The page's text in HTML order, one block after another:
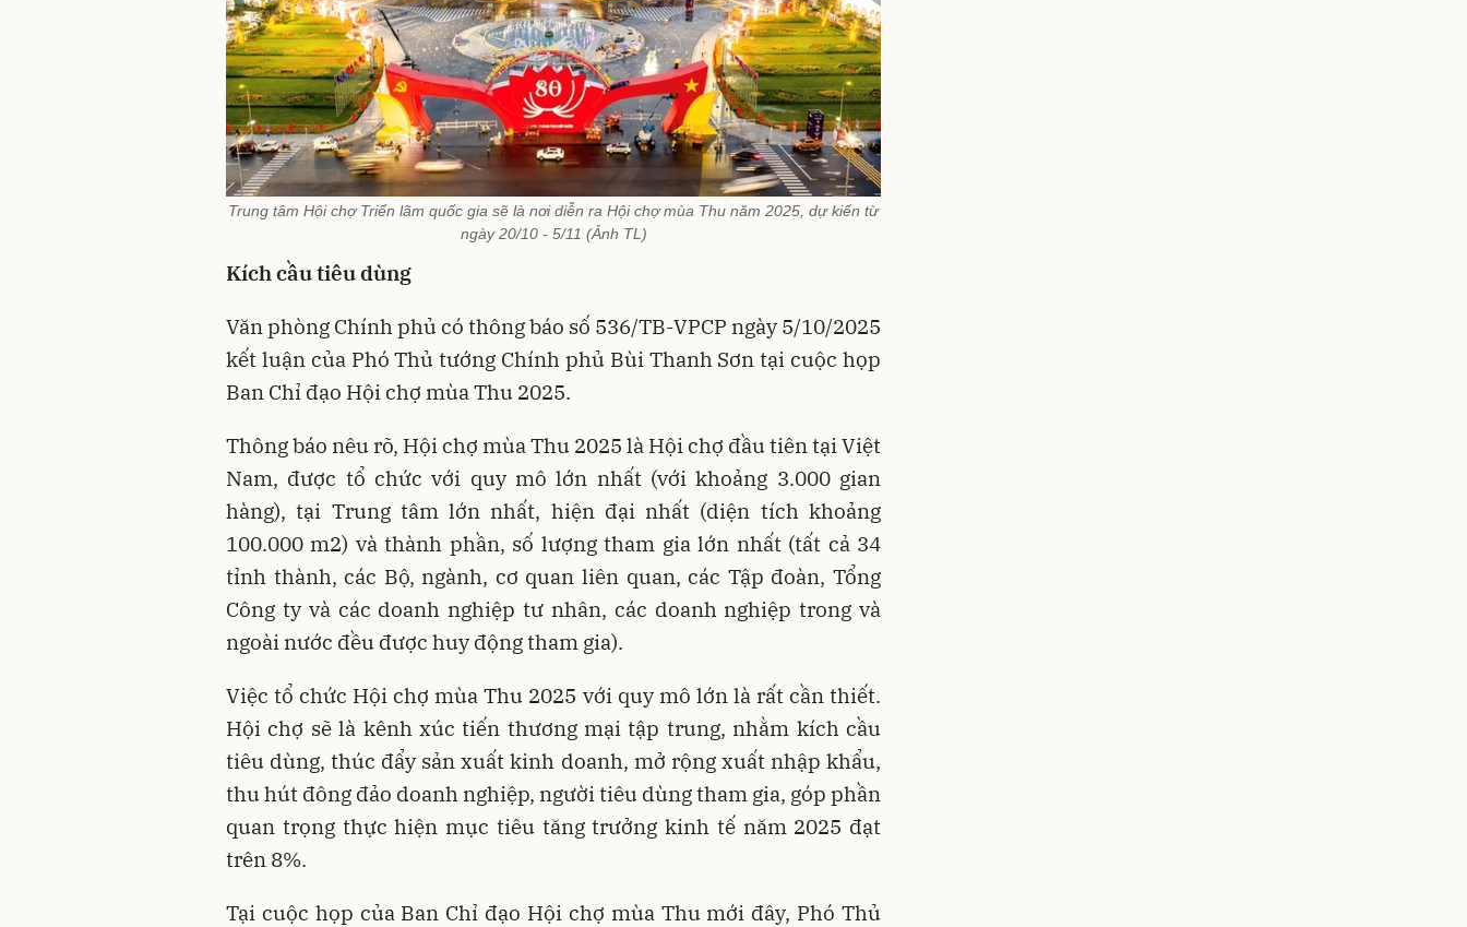
Trung tâm Hội chợ Triển lãm quốc gia sẽ là nơi diễn ra Hội chợ mùa Thu năm 2025, dự kiến từ
ngày 20/10 - 5/11 (Ảnh TL)
Kích cầu tiêu dùng
Văn phòng Chính phủ có thông báo số 536/TB-VPCP ngày 5/10/2025
kết luận của Phó Thủ tướng Chính phủ Bùi Thanh Sơn tại cuộc họp
Ban Chỉ đạo Hội chợ mùa Thu 2025.
Thông báo nêu rõ, Hội chợ mùa Thu 2025 là Hội chợ đầu tiên tại Việt
Nam, được tổ chức với quy mô lớn nhất (với khoảng 3.000 gian
hàng), tại Trung tâm lớn nhất, hiện đại nhất (diện tích khoảng
100.000 m2) và thành phần, số lượng tham gia lớn nhất (tất cả 34
tỉnh thành, các Bộ, ngành, cơ quan liên quan, các Tập đoàn, Tổng
Công ty và các doanh nghiệp tư nhân, các doanh nghiệp trong và
ngoài nước đều được huy động tham gia).
Việc tổ chức Hội chợ mùa Thu 2025 với quy mô lớn là rất cần thiết.
Hội chợ sẽ là kênh xúc tiến thương mại tập trung, nhằm kích cầu
tiêu dùng, thúc đẩy sản xuất kinh doanh, mở rộng xuất nhập khẩu,
thu hút đông đảo doanh nghiệp, người tiêu dùng tham gia, góp phần
quan trọng thực hiện mục tiêu tăng trưởng kinh tế năm 2025 đạt
trên 8%.
Tại cuộc họp của Ban Chỉ đạo Hội chợ mùa Thu mới đây, Phó Thủ